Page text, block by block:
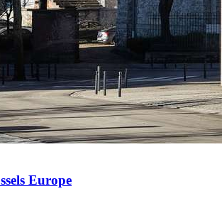
Europe